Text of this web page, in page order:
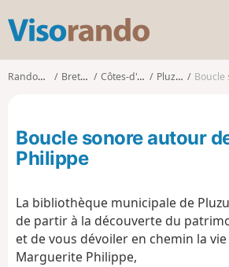
s
o
d
Randonnées Bretagne Côtes-d'Armor Pluzunet Boucle
Boucle sonore autour
Philippe
La bibliothèque municipale de
de partir à la découverte du
et de vous dévoiler en chemin la
Marguerite Philippe,